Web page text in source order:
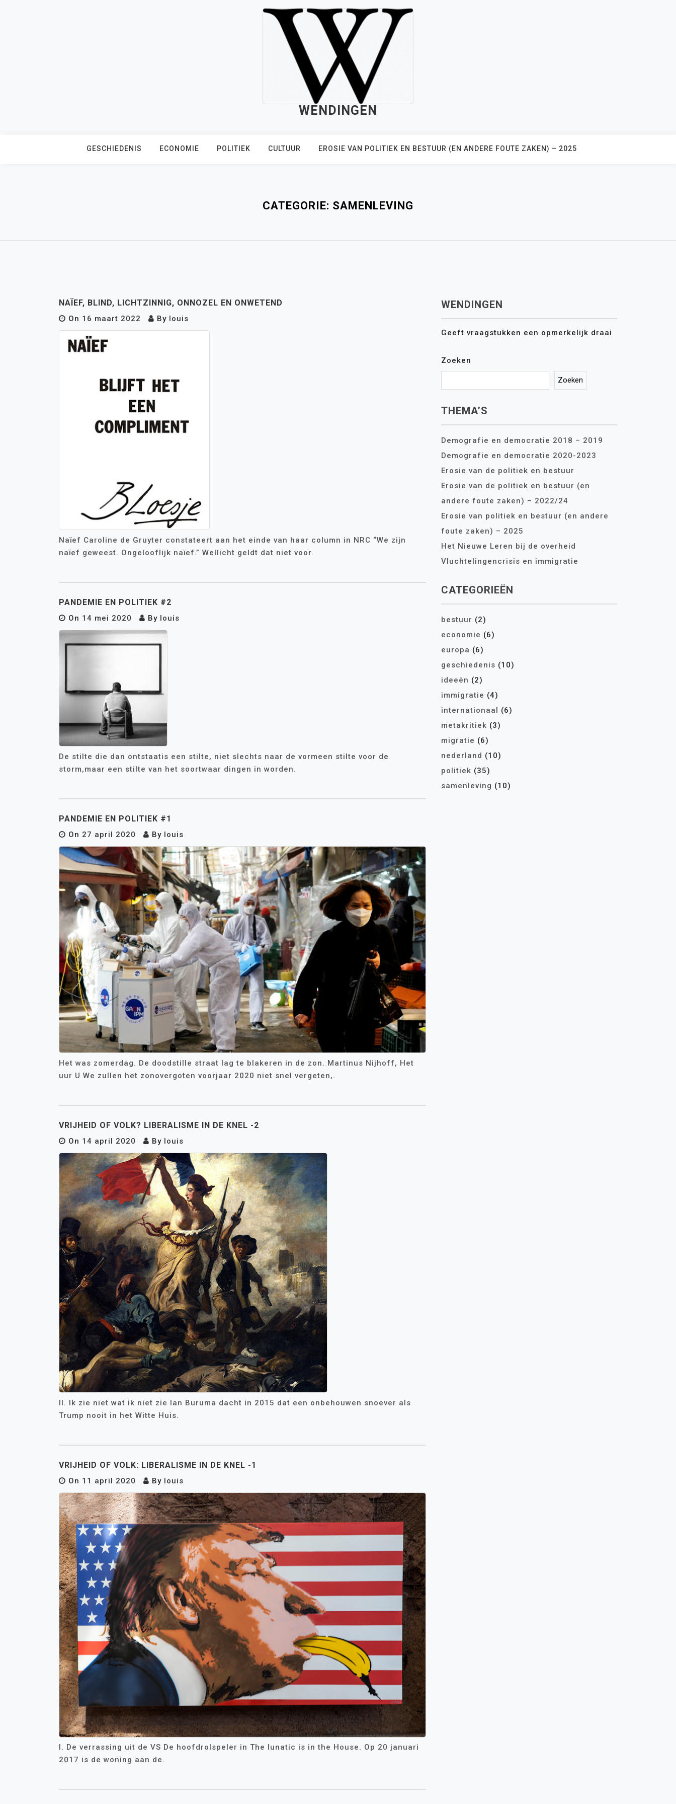
WENDINGEN
GESCHIEDENIS ECONOMIE POLITIEK CULTUUR EROSIE VAN POLITIEK EN BESTUUR (EN ANDERE FOUTE ZAKEN) – 2025
CATEGORIE: SAMENLEVING
NAÏEF, BLIND, LICHTZINNIG, ONNOZEL EN ONWETEND
On 16 maart 2022 By louis
Naïef Caroline de Gruyter constateert aan het einde van haar column in NRC “We zijn
naïef geweest. Ongelooflijk naïef.” Wellicht geldt dat niet voor.
PANDEMIE EN POLITIEK #2
On 14 mei 2020 By louis
De stilte die dan ontstaatis een stilte, niet slechts naar de vormeen stilte voor de
storm,maar een stilte van het soortwaar dingen in worden.
PANDEMIE EN POLITIEK #1
On 27 april 2020 By louis
Het was zomerdag. De doodstille straat lag te blakeren in de zon. Martinus Nijhoff, Het
uur U We zullen het zonovergoten voorjaar 2020 niet snel vergeten,.
VRIJHEID OF VOLK? LIBERALISME IN DE KNEL -2
On 14 april 2020 By louis
II. Ik zie niet wat ik niet zie Ian Buruma dacht in 2015 dat een onbehouwen snoever als
Trump nooit in het Witte Huis.
VRIJHEID OF VOLK: LIBERALISME IN DE KNEL -1
On 11 april 2020 By louis
I. De verrassing uit de VS De hoofdrolspeler in The lunatic is in the House. Op 20 januari
2017 is de woning aan de.
WENDINGEN
Geeft vraagstukken een opmerkelijk draai
Zoeken
Zoeken
THEMA’S
Demografie en democratie 2018 – 2019
Demografie en democratie 2020-2023
Erosie van de politiek en bestuur
Erosie van de politiek en bestuur (en
andere foute zaken) – 2022/24
Erosie van politiek en bestuur (en andere
foute zaken) – 2025
Het Nieuwe Leren bij de overheid
Vluchtelingencrisis en immigratie
CATEGORIEËN
bestuur (2)
economie (6)
europa (6)
geschiedenis (10)
ideeën (2)
immigratie (4)
internationaal (6)
metakritiek (3)
migratie (6)
nederland (10)
politiek (35)
samenleving (10)